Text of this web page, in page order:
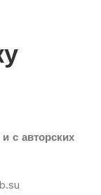
с авторских